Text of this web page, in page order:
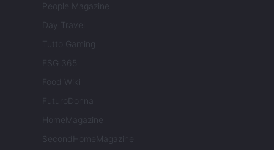
People Magazine
Day Travel
Tutto Gaming
ESG 365
Food Wiki
FuturoDonna
HomeMagazine
SecondHomeMagazine